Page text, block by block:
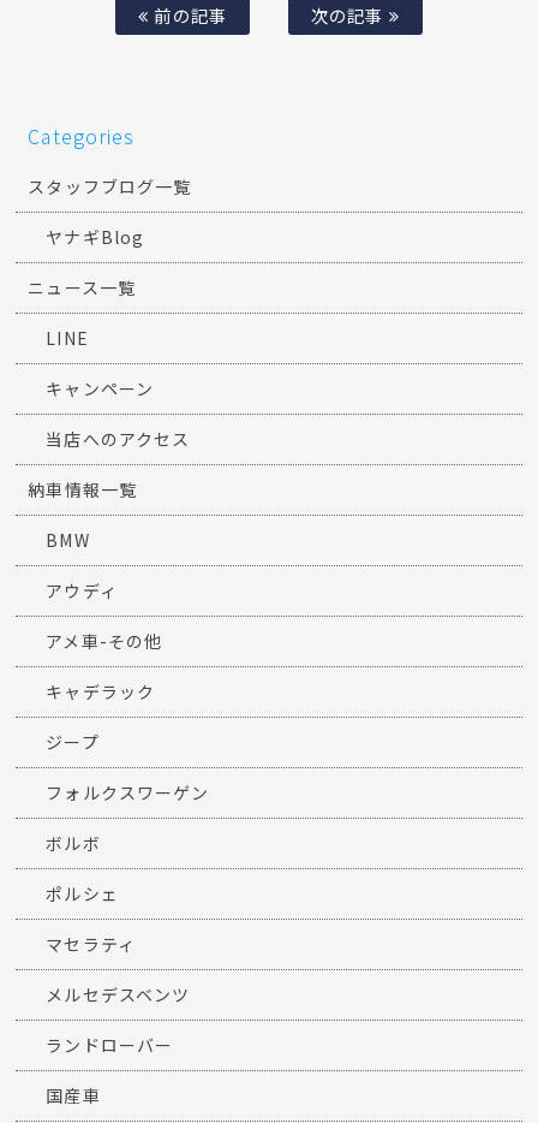
前の記事 次の記事
Categories
スタッフブログ一覧
ヤナギBlog
ニュース一覧
LINE
キャンペーン
当店へのアクセス
納車情報一覧
BMW
アウディ
アメ車-その他
キャデラック
ジープ
フォルクスワーゲン
ボルボ
ポルシェ
マセラティ
メルセデスベンツ
ランドローバー
国産車